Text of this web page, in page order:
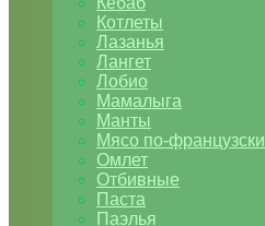
Котлеты
Лазанья
Лангет
Лобио
Мамалыга
Манты
Мясо по-французски
Омлет
Отбивные
Паста
Паэлья